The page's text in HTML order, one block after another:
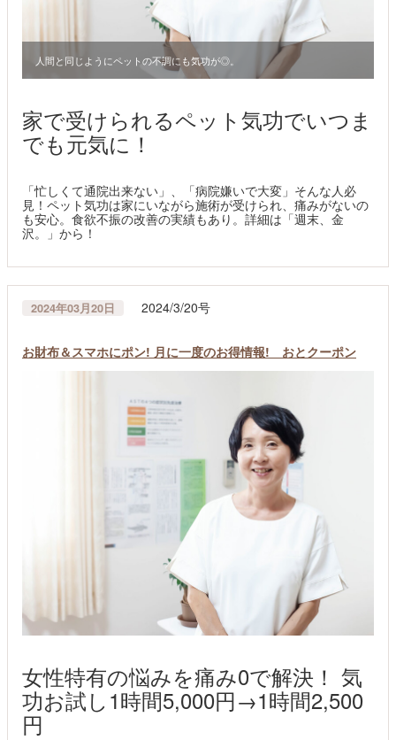
人間と同じようにペットの不調にも気功が◎。
家で受けられるペット気功でいつま
でも元気に！
「忙しくて通院出来ない」、「病院嫌いで大変」そんな人必
見！ペット気功は家にいながら施術が受けられ、痛みがないの
も安心。食欲不振の改善の実績もあり。詳細は「週末、金
沢。」から！
2024年03月20日 2024/3/20号
お財布＆スマホにポン! 月に一度のお得情報! おとクーポン
女性特有の悩みを痛み0で解決！ 気
功お試し1時間5,000円→1時間2,500
円